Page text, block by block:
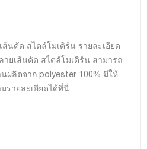
ส้นดัด สไตล์โมเดิร์น รายละเอียด
ายเส้นดัด สไตล์โมเดิร์น สามารถ
ผลิตจาก polyester 100% มีให้
รายละเอียดได้ที่นี่